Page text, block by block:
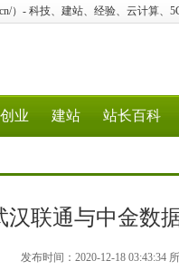
）- 科技、建站、经验、云计算、
创业 建站 站长百科
汉联通与中金数
发布时间：2020-12-18 03:43:34